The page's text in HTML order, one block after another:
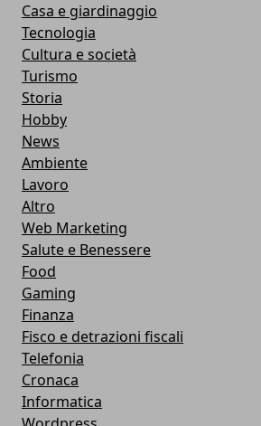
Casa e giardinaggio
Tecnologia
Cultura e società
Turismo
Storia
Hobby
News
Ambiente
Lavoro
Altro
Web Marketing
Salute e Benessere
Food
Gaming
Finanza
Fisco e detrazioni fiscali
Telefonia
Cronaca
Informatica